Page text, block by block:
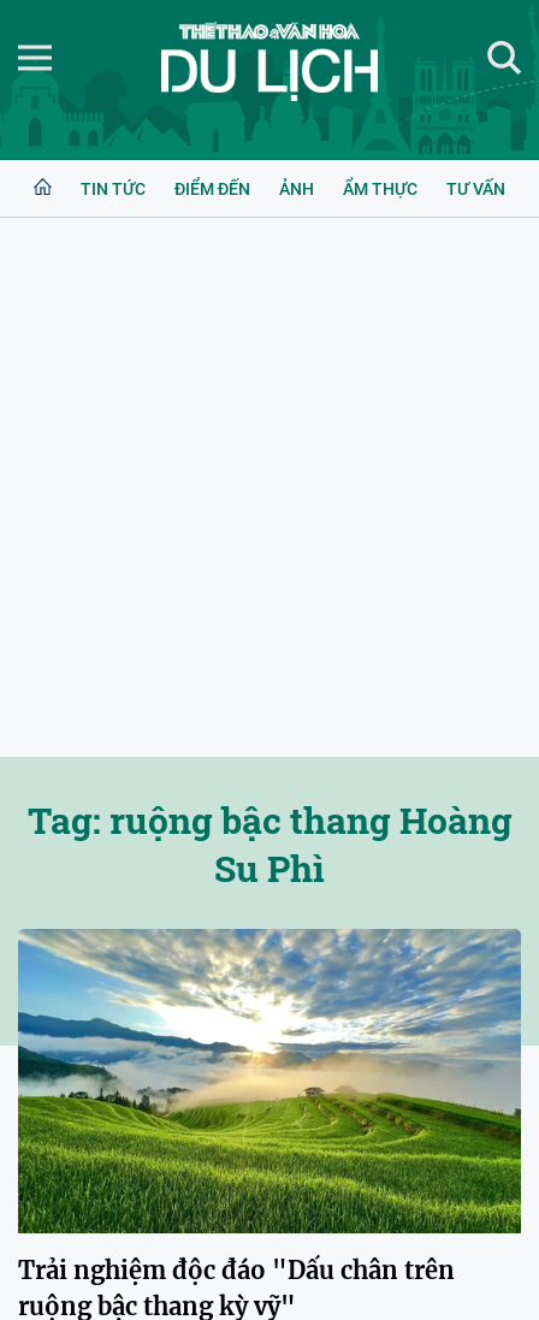
TIN TỨC ĐIỂM ĐẾN ẢNH ẨM THỰC TƯ VẤN
Tag: ruộng bậc thang Hoàng
Su Phì
Trải nghiệm độc đáo "Dấu chân trên
ruộng bậc thang kỳ vỹ"